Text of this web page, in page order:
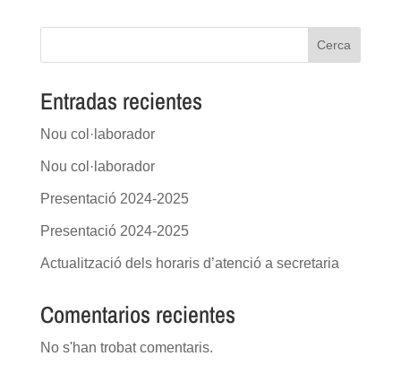
Cerca
Entradas recientes
Nou col·laborador
Nou col·laborador
Presentació 2024-2025
Presentació 2024-2025
Actualització dels horaris d’atenció a secretaria
Comentarios recientes
No s'han trobat comentaris.